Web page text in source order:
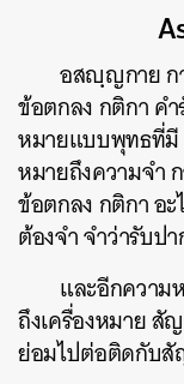
อสญฺญกาย ก
ข้อตกลง กติกา ค
หมายแบบพุทธที่มี
หมายถึงความจำ
ข้อตกลง กติกา อะ
ต้องจำ จำว่ารับป
และอีกควา
ถึงเครื่องหมาย
ย่อมไปต่อติดกับสั